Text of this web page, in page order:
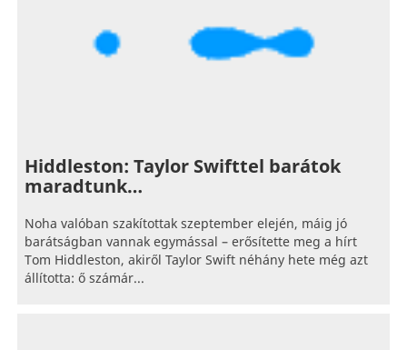
Hiddleston: Taylor Swifttel barátok
maradtunk…
Noha valóban szakítottak szeptember elején, máig jó
barátságban vannak egymással – erősítette meg a hírt
Tom Hiddleston, akiről Taylor Swift néhány hete még azt
állította: ő számár...